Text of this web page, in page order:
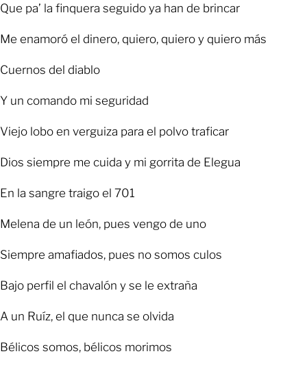
Que pa’ la finquera seguido ya han de brincar
Me enamoró el dinero, quiero, quiero y quiero más
Cuernos del diablo
Y un comando mi seguridad
Viejo lobo en verguiza para el polvo traficar
Dios siempre me cuida y mi gorrita de Elegua
En la sangre traigo el 701
Melena de un león, pues vengo de uno
Siempre amafiados, pues no somos culos
Bajo perfil el chavalón y se le extraña
A un Ruíz, el que nunca se olvida
Bélicos somos, bélicos morimos